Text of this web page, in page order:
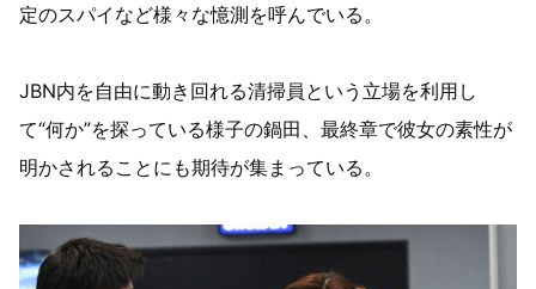
定のスパイなど様々な憶測を呼んでいる。
JBN内を自由に動き回れる清掃員という立場を利用し
て“何か”を探っている様子の鍋田、最終章で彼女の素性が
明かされることにも期待が集まっている。